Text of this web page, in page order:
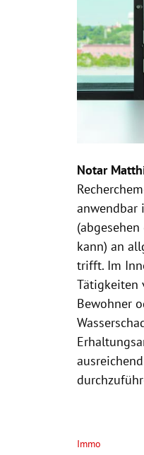
Notar
anwendbar
kann) an
trifft. Im
Tätigkeiten
Bewohner
Immo